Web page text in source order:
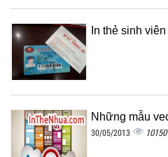
In thẻ sinh
Những mẫu
30/05/2013 10150